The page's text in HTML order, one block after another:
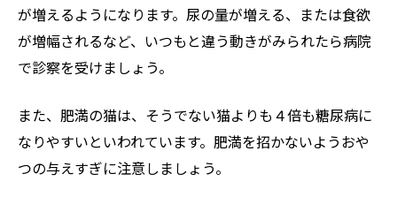
が増えるようになります。尿の量が増える、または食欲
が増幅されるなど、いつもと違う動きがみられたら病院
で診察を受けましょう。
また、肥満の猫は、そうでない猫よりも４倍も糖尿病に
なりやすいといわれています。肥満を招かないようおや
つの与えすぎに注意しましょう。